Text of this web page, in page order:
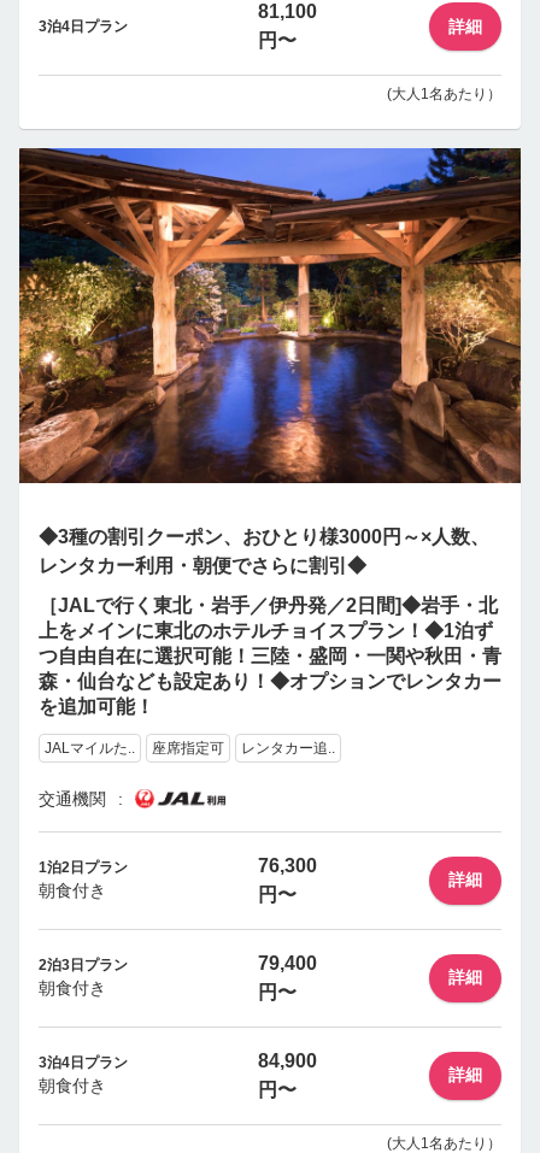
3泊4日プラン
81,100
円〜
詳細
(大人1名あたり）
◆3種の割引クーポン、おひとり様3000円～×人数、
レンタカー利用・朝便でさらに割引◆
［JALで行く東北・岩手／伊丹発／2日間]◆岩手・北
上をメインに東北のホテルチョイスプラン！◆1泊ず
つ自由自在に選択可能！三陸・盛岡・一関や秋田・青
森・仙台なども設定あり！◆オプションでレンタカー
を追加可能！
JALマイルた.. 座席指定可 レンタカー追..
交通機関
1泊2日プラン
朝食付き
76,300
円〜
詳細
2泊3日プラン
朝食付き
79,400
円〜
詳細
3泊4日プラン
朝食付き
84,900
円〜
詳細
(大人1名あたり）